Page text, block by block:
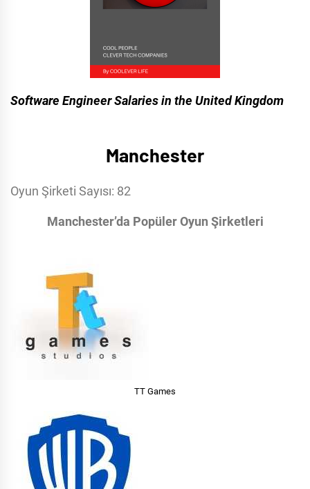
Software Engineer Salaries in the United Kingdom
Manchester
Oyun Şirketi Sayısı: 82
Manchester’da Popüler Oyun Şirketleri
TT Games